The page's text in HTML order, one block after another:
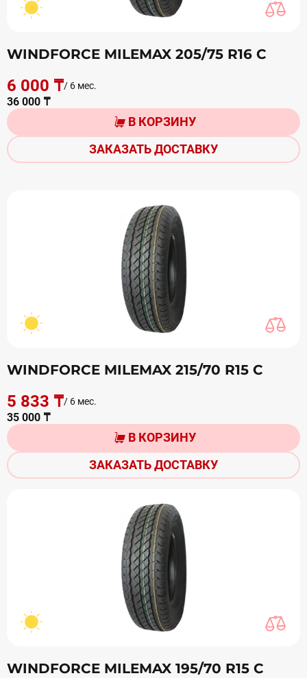
WINDFORCE MILEMAX 205/75 R16 С
6 000 ₸/ 6 мес.
36 000 ₸
В КОРЗИНУ
ЗАКАЗАТЬ ДОСТАВКУ
WINDFORCE MILEMAX 215/70 R15 С
5 833 ₸/ 6 мес.
35 000 ₸
В КОРЗИНУ
ЗАКАЗАТЬ ДОСТАВКУ
WINDFORCE MILEMAX 195/70 R15 С